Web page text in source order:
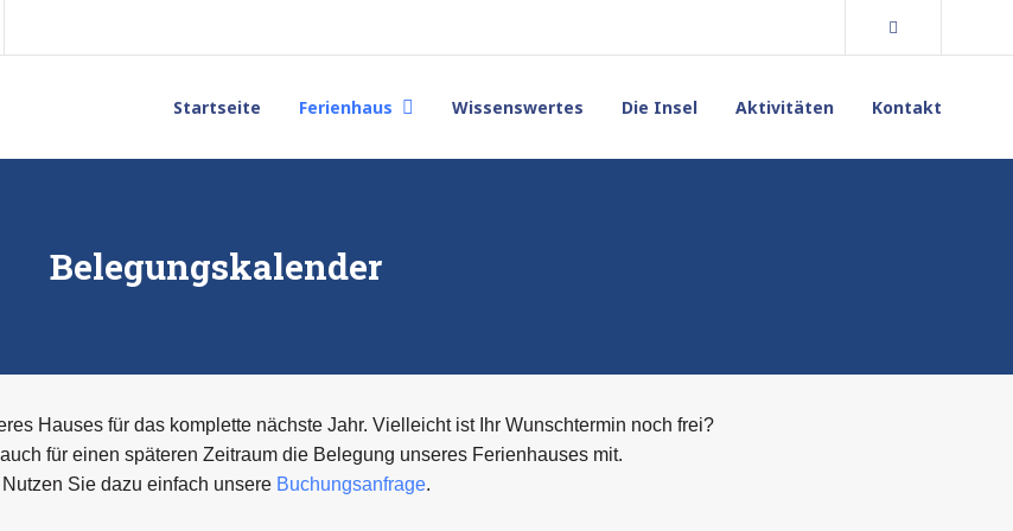
Startseite Ferienhaus Wissenswertes Die Insel Aktivitäten Kontakt
Belegungskalender
Hauses für das komplette nächste Jahr. Vielleicht ist Ihr Wunschtermin noch frei?
für einen späteren Zeitraum die Belegung unseres Ferienhauses mit.
Nutzen Sie dazu einfach unsere Buchungsanfrage.